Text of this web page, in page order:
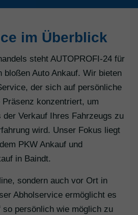
im Überblick
steht AUTOPROFI-24 für
bloßen Auto Ankauf. Wir bieten
der sich auf persönliche
Präsenz konzentriert, um
Verkauf Ihres Fahrzeugs zu
wird. Unser Fokus liegt
PKW Ankauf und
in Baindt.
sondern auch vor Ort in
Abholservice ermöglicht es
so persönlich wie möglich zu